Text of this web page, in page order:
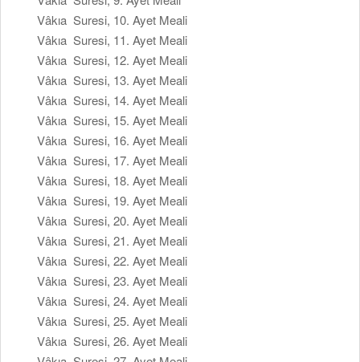
Vâkıa Suresi, 10. Ayet Meali
Vâkıa Suresi, 11. Ayet Meali
Vâkıa Suresi, 12. Ayet Meali
Vâkıa Suresi, 13. Ayet Meali
Vâkıa Suresi, 14. Ayet Meali
Vâkıa Suresi, 15. Ayet Meali
Vâkıa Suresi, 16. Ayet Meali
Vâkıa Suresi, 17. Ayet Meali
Vâkıa Suresi, 18. Ayet Meali
Vâkıa Suresi, 19. Ayet Meali
Vâkıa Suresi, 20. Ayet Meali
Vâkıa Suresi, 21. Ayet Meali
Vâkıa Suresi, 22. Ayet Meali
Vâkıa Suresi, 23. Ayet Meali
Vâkıa Suresi, 24. Ayet Meali
Vâkıa Suresi, 25. Ayet Meali
Vâkıa Suresi, 26. Ayet Meali